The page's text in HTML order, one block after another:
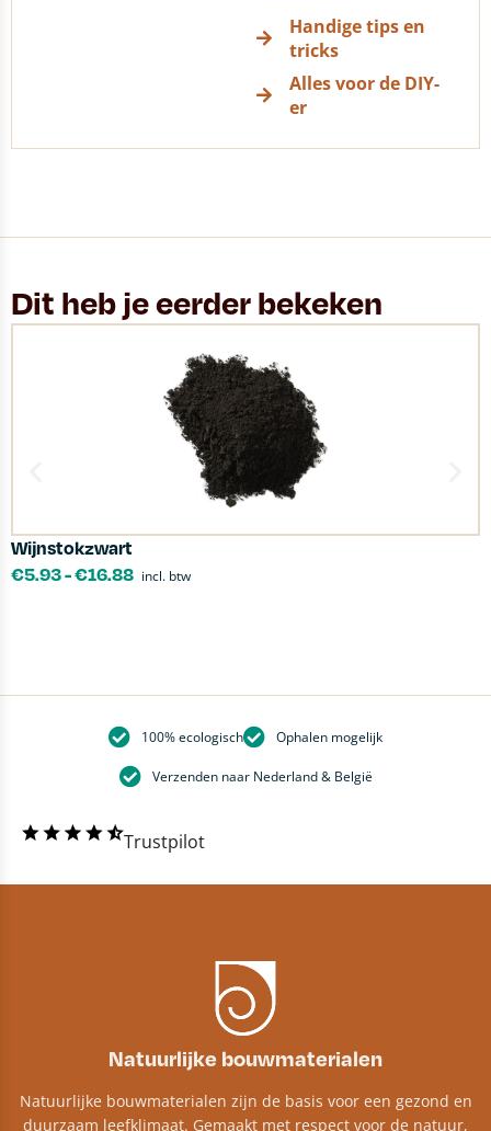
Handige tips en
tricks
Alles voor de DIY-
er
Dit heb je eerder bekeken
Wijnstokzwart
€5.93-€16.88 incl. btw
100% ecologisch Ophalen mogelijk
Verzenden naar Nederland & België
Trustpilot
Natuurlijke bouwmaterialen
Natuurlijke bouwmaterialen zijn de basis voor een gezond en
duurzaam leefklimaat. Gemaakt met respect voor de natuur,